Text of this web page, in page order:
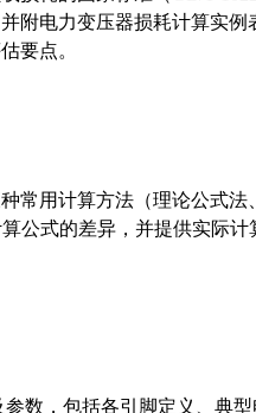
附电力变压器损耗计算实例
要点。
常用计算方法（理论公式
算公式的差异，并提供实际
数，包括各引脚定义、典